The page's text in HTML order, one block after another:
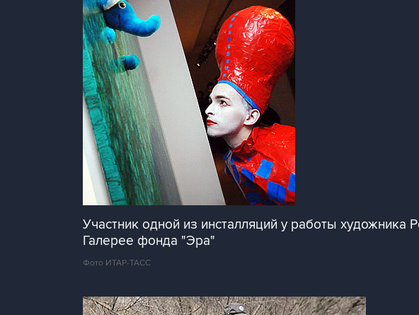
Участник одной из инсталляций у работы
Галерее фонда "Эра"
Фото ИТАР-ТАСС